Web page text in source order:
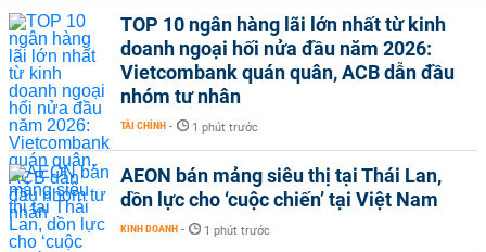
TOP 10 ngân hàng lãi lớn nhất từ kinh
doanh ngoại hối nửa đầu năm 2026:
Vietcombank quán quân, ACB dẫn đầu
nhóm tư nhân
TÀI CHÍNH - 1 phút trước
AEON bán mảng siêu thị tại Thái Lan,
dồn lực cho ‘cuộc chiến’ tại Việt Nam
KINH DOANH - 1 phút trước